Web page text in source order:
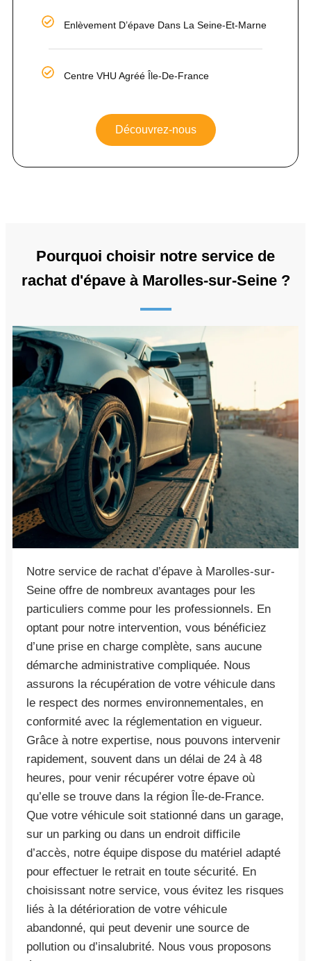
Enlèvement D’épave Dans La Seine-Et-Marne
Centre VHU Agréé Île-De-France
Découvrez-nous
Pourquoi choisir notre service de
rachat d'épave à Marolles-sur-Seine ?
Notre service de rachat d’épave à Marolles-sur-
Seine offre de nombreux avantages pour les
particuliers comme pour les professionnels. En
optant pour notre intervention, vous bénéficiez
d’une prise en charge complète, sans aucune
démarche administrative compliquée. Nous
assurons la récupération de votre véhicule dans
le respect des normes environnementales, en
conformité avec la réglementation en vigueur.
Grâce à notre expertise, nous pouvons intervenir
rapidement, souvent dans un délai de 24 à 48
heures, pour venir récupérer votre épave où
qu’elle se trouve dans la région Île-de-France.
Que votre véhicule soit stationné dans un garage,
sur un parking ou dans un endroit difficile
d’accès, notre équipe dispose du matériel adapté
pour effectuer le retrait en toute sécurité. En
choisissant notre service, vous évitez les risques
liés à la détérioration de votre véhicule
abandonné, qui peut devenir une source de
pollution ou d’insalubrité. Nous vous proposons